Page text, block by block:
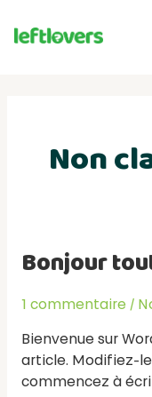
au
Non
Bonjour
1 commentaire /
Bienvenue sur
article. Modifiez-
commencez à
Bonjour
le